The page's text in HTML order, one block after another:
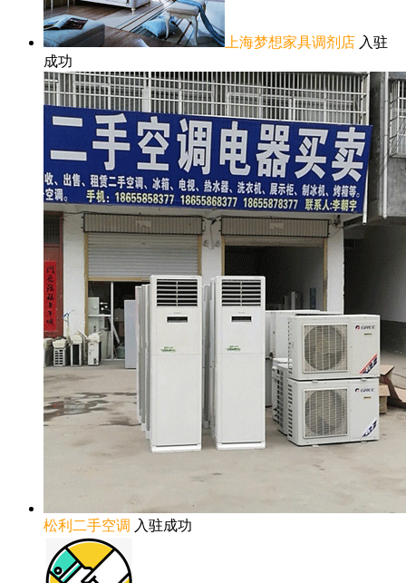
上海梦想家具调剂店 入驻
成功
松利二手空调 入驻成功